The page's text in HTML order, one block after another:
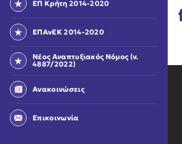
ΕΠ Κρήτη 2014-2020
ΕΠΑνΕΚ 2014-2020
Νέος Αναπτυξιακός Νόμος (ν.
4887/2022)
Ανακοινώσεις
Επικοινωνία